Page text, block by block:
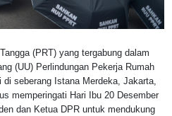
(PRT) yang tergabung dalam
(UU) Perlindungan Pekerja Rumah
seberang Istana Merdeka, Jakarta,
memperingati Hari Ibu 20 Desember
dan Ketua DPR untuk mendukung